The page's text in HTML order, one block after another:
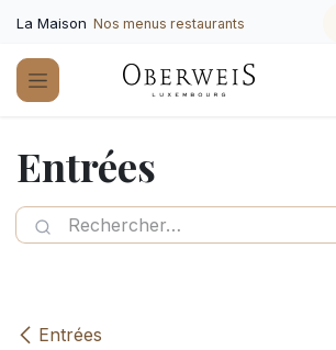
La Maison Nos menus restaurants
Entrées
Entrées